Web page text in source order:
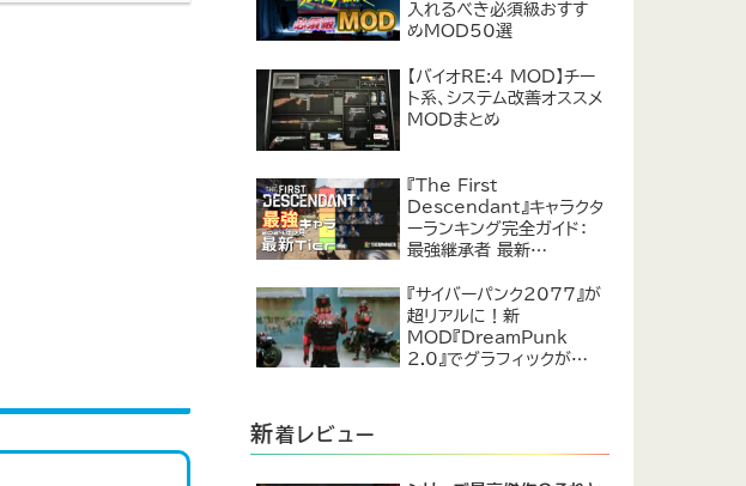
入れるべき必須級おすす
めMOD50選
【バイオRE:4 MOD】チー
ト系、システム改善オススメ
MODまとめ
『The First
Descendant』キャラクタ
ーランキング完全ガイド：
最強継承者 最新
『サイバーパンク2077』が
超リアルに！新
MOD『DreamPunk
2.0』でグラフィックが恐ろ
新着レビュー